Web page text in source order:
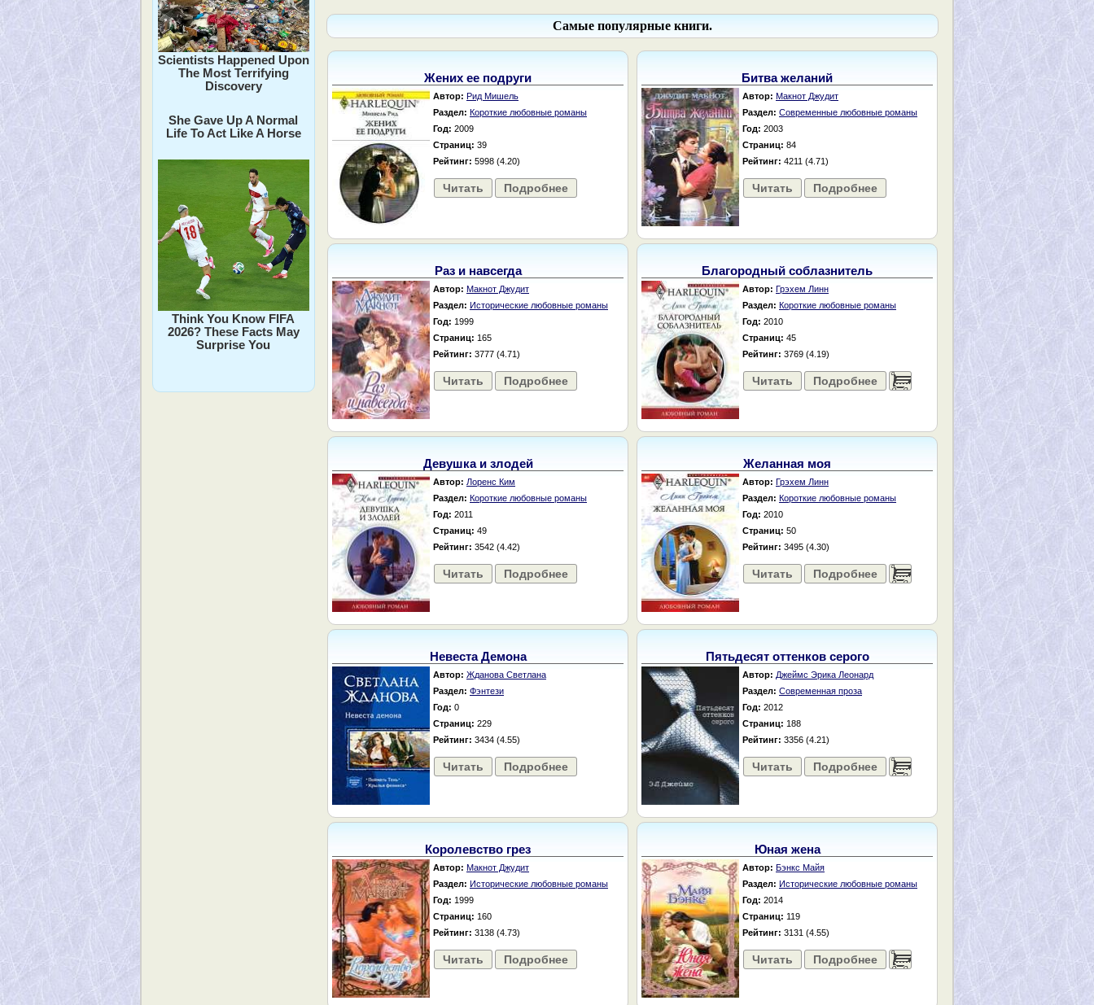
Scientists Happened Upon
The Most Terrifying
Discovery
She Gave Up A Normal
Life To Act Like A Horse
Think You Know FIFA
2026? These Facts May
Surprise You
Самые популярные книги.
Жених ее подруги
Автор: Рид Мишель
Раздел: Короткие любовные романы
Год: 2009
Страниц: 39
Рейтинг: 5998 (4.20)
Читать Подробнее
Битва желаний
Автор: Макнот Джудит
Раздел: Современные любовные романы
Год: 2003
Страниц: 84
Рейтинг: 4211 (4.71)
Читать Подробнее
Раз и навсегда
Автор: Макнот Джудит
Раздел: Исторические любовные романы
Год: 1999
Страниц: 165
Рейтинг: 3777 (4.71)
Читать Подробнее
Благородный соблазнитель
Автор: Грэхем Линн
Раздел: Короткие любовные романы
Год: 2010
Страниц: 45
Рейтинг: 3769 (4.19)
Читать Подробнее ......
Девушка и злодей
Автор: Лоренс Ким
Раздел: Короткие любовные романы
Год: 2011
Страниц: 49
Рейтинг: 3542 (4.42)
Читать Подробнее
Желанная моя
Автор: Грэхем Линн
Раздел: Короткие любовные романы
Год: 2010
Страниц: 50
Рейтинг: 3495 (4.30)
Читать Подробнее ......
Невеста Демона
Автор: Жданова Светлана
Раздел: Фэнтези
Год: 0
Страниц: 229
Рейтинг: 3434 (4.55)
Читать Подробнее
Пятьдесят оттенков серого
Автор: Джеймс Эрика Леонард
Раздел: Современная проза
Год: 2012
Страниц: 188
Рейтинг: 3356 (4.21)
Читать Подробнее ......
Королевство грез
Автор: Макнот Джудит
Раздел: Исторические любовные романы
Год: 1999
Страниц: 160
Рейтинг: 3138 (4.73)
Читать Подробнее
Юная жена
Автор: Бэнкс Майя
Раздел: Исторические любовные романы
Год: 2014
Страниц: 119
Рейтинг: 3131 (4.55)
Читать Подробнее ......